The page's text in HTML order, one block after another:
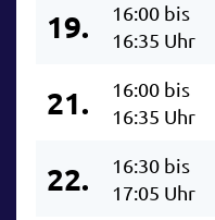
19.
16:00 bis
16:35 Uhr
21.
16:00 bis
16:35 Uhr
22.
16:30 bis
17:05 Uhr